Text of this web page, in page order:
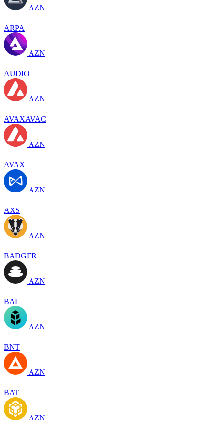
AZN
ARPA
AZN
AUDIO
AZN
AVAXAVAC
AZN
AVAX
AZN
AXS
AZN
BADGER
AZN
BAL
AZN
BNT
AZN
BAT
AZN